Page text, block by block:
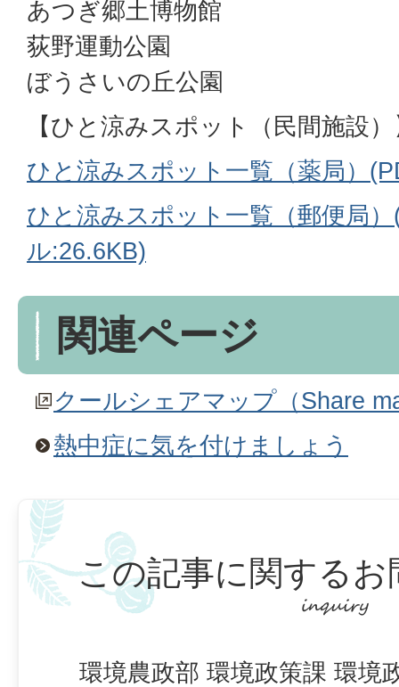
あつぎ郷土博物館
荻野運動公園
ぼうさいの丘公園
【ひと涼みスポット（民間施設
ひと涼みスポット一覧（薬局）
ひと涼みスポット一覧（郵便局
ル:26.6KB)
関連ページ
クールシェアマップ（Share
熱中症に気を付けましょう
この記事に関するお
環境農政部 環境政策課 環境